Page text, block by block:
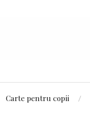
Carte pentru copii